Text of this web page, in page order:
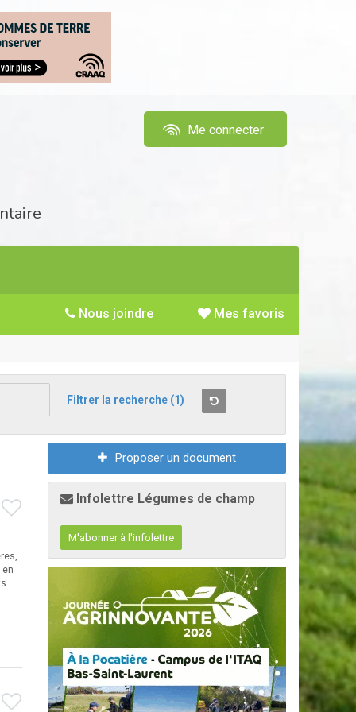
Me connecter
Mes favoris
Nous joindre
Filtrer la recherche (1)
Proposer un document
Infolettre Légumes de champ
M'abonner à l'infolettre